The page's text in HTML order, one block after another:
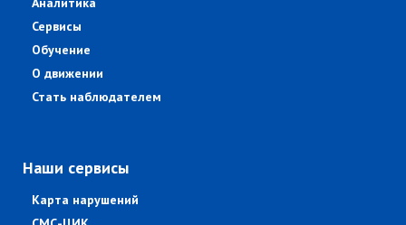
Сервисы
Обучение
О движении
Стать наблюдателем
Наши сервисы
Карта нарушений